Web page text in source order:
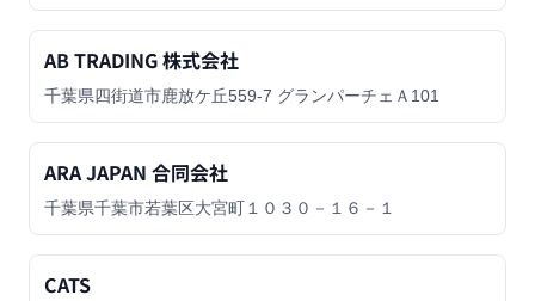
AB TRADING 株式会社
千葉県四街道市鹿放ケ丘559-7 グランパーチェＡ101
ARA JAPAN 合同会社
千葉県千葉市若葉区大宮町１０３０－１６－１
CATS